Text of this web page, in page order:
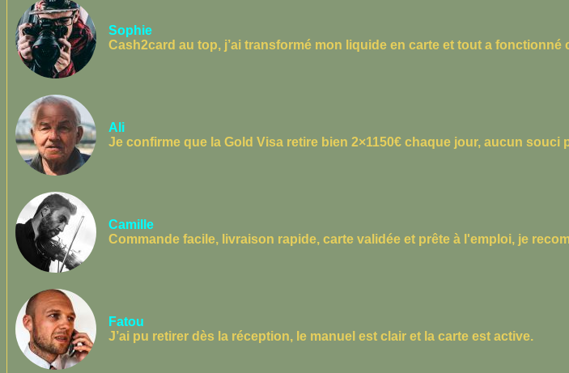
Sophie
Cash2card au top, j’ai transformé mon liquide en carte et tout a fonctionné
Ali
Je confirme que la Gold Visa retire bien 2×1150€ chaque jour, aucun souci
Camille
Commande facile, livraison rapide, carte validée et prête à l'emploi, je
Fatou
J’ai pu retirer dès la réception, le manuel est clair et la carte est active.